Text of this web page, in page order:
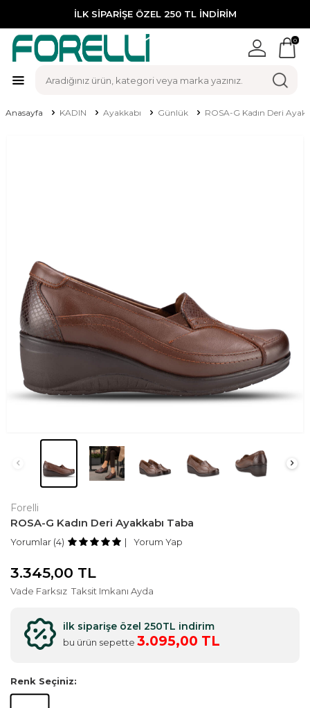
İLK SİPARİŞE ÖZEL 250 TL İNDİRİM
0
Anasayfa KADIN Ayakkabı Günlük ROSA-G Kadın Deri
Forelli
ROSA-G Kadın Deri Ayakkabı Taba
Yorumlar (4) Yorum Yap
3.345,00 TL
Vade Farksız Taksit Imkanı Ayda
ilk siparişe özel 250TL indirim
bu ürün sepette 3.095,00 TL
Renk Seçiniz: